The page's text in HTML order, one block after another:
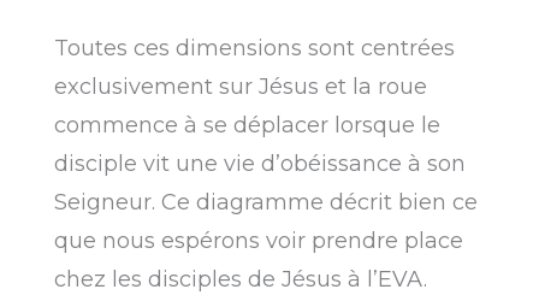
Toutes ces dimensions sont centrées
exclusivement sur Jésus et la roue
commence à se déplacer lorsque le
disciple vit une vie d’obéissance à son
Seigneur. Ce diagramme décrit bien ce
que nous espérons voir prendre place
chez les disciples de Jésus à l’EVA.